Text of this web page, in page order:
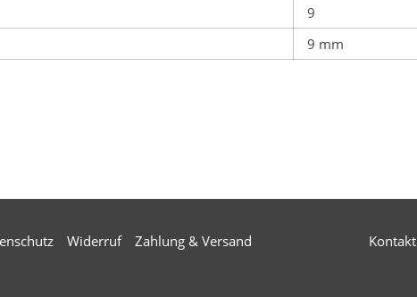
9
9 mm
Widerruf Zahlung & Versand Kontakt